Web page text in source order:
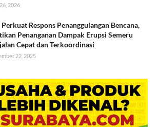
2026
Respons Penanggulangan Bencana,
Penanganan Dampak Erupsi Semeru
Cepat dan Terkoordinasi
22, 2025